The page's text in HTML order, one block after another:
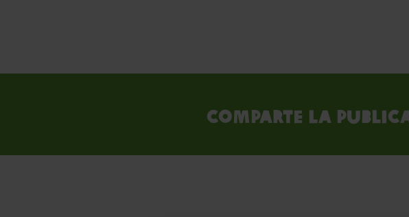
Comparte la